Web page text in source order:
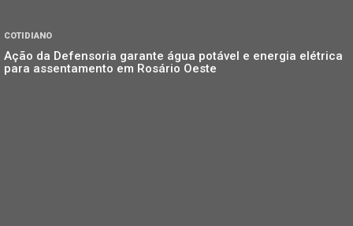
COTIDIANO
Ação da Defensoria garante água potável e energia elétrica
para assentamento em Rosário Oeste